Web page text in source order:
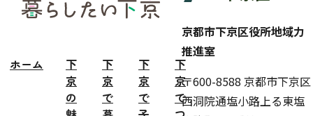
ター
ホーム
下
京
の
下
京
で
下
京
で
下
京
で
京都市下京区役所地域力
推進室
〒600-8588 京都市下京区
西洞院通塩小路上る東塩